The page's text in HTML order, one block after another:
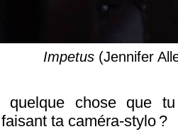
Impetus(Jennifer
quelque chose que
ta caméra-stylo ?